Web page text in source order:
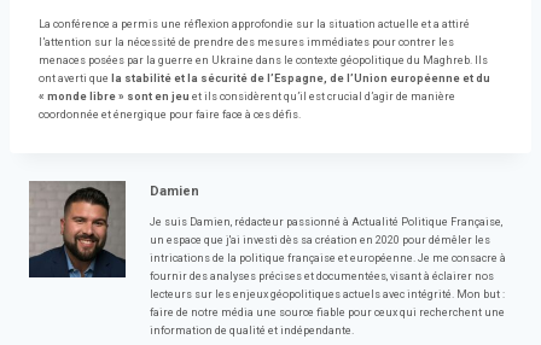
La conférence a permis une réflexion approfondie sur la situation actuelle et a attiré
l’attention sur la nécessité de prendre des mesures immédiates pour contrer les
menaces posées par la guerre en Ukraine dans le contexte géopolitique du Maghreb. Ils
ont averti que la stabilité et la sécurité de l’Espagne, de l’Union européenne et du
« monde libre » sont en jeu et ils considèrent qu’il est crucial d’agir de manière
coordonnée et énergique pour faire face à ces défis.
Damien
Je suis Damien, rédacteur passionné à Actualité Politique Française,
un espace que j'ai investi dès sa création en 2020 pour démêler les
intrications de la politique française et européenne. Je me consacre à
fournir des analyses précises et documentées, visant à éclairer nos
lecteurs sur les enjeux géopolitiques actuels avec intégrité. Mon but :
faire de notre média une source fiable pour ceux qui recherchent une
information de qualité et indépendante.